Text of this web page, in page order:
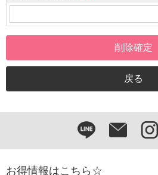
お得情報はこちら☆